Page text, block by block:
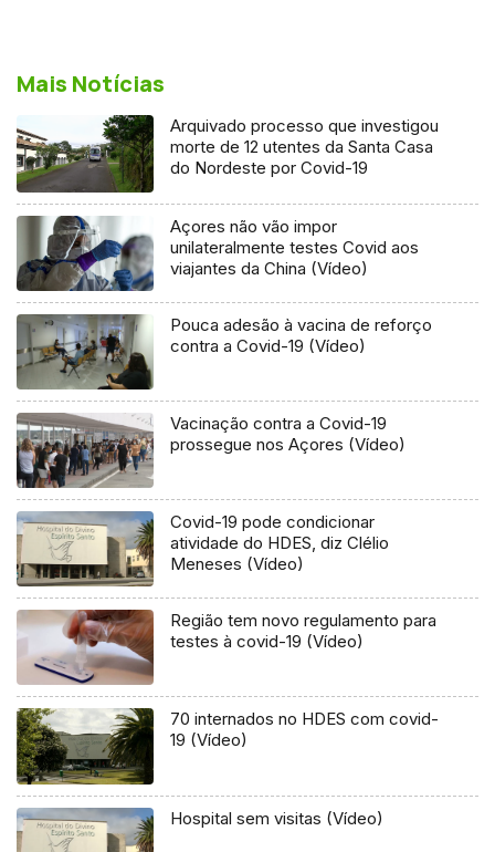
Mais Notícias
Arquivado processo que investigou
morte de 12 utentes da Santa Casa
do Nordeste por Covid-19
Açores não vão impor
unilateralmente testes Covid aos
viajantes da China (Vídeo)
Pouca adesão à vacina de reforço
contra a Covid-19 (Vídeo)
Vacinação contra a Covid-19
prossegue nos Açores (Vídeo)
Covid-19 pode condicionar
atividade do HDES, diz Clélio
Meneses (Vídeo)
Região tem novo regulamento para
testes à covid-19 (Vídeo)
70 internados no HDES com covid-
19 (Vídeo)
Hospital sem visitas (Vídeo)